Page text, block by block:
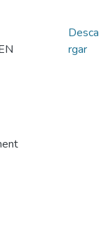
Desca
rgar